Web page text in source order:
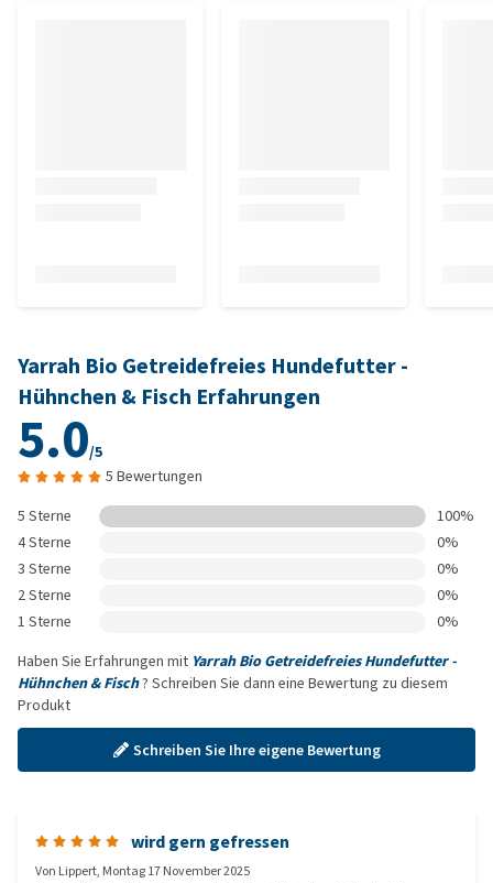
Yarrah Bio Getreidefreies Hundefutter -
Hühnchen & Fisch Erfahrungen
5.0/5
5 Bewertungen
5 Sterne
100%
4 Sterne
0%
3 Sterne
0%
2 Sterne
0%
1 Sterne
0%
Haben Sie Erfahrungen mit Yarrah Bio Getreidefreies Hundefutter -
Hühnchen & Fisch? Schreiben Sie dann eine Bewertung zu diesem
Produkt
Schreiben Sie Ihre eigene Bewertung
wird gern gefressen
Von Lippert, Montag 17 November 2025